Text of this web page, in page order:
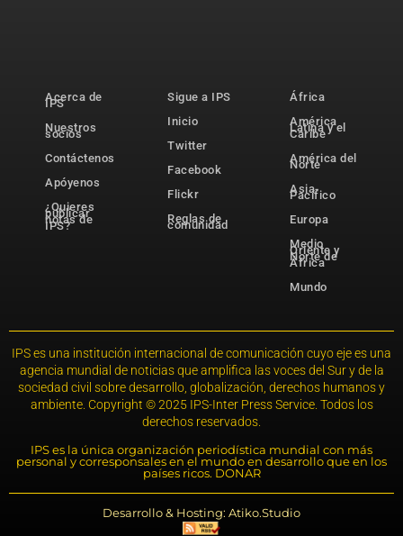
Acerca de
IPS
Nuestros
socios
Contáctenos
Apóyenos
¿Quieres
publicar
notas de
IPS?
Sigue a IPS
Inicio
Twitter
Facebook
Flickr
Reglas de
comunidad
África
América
Latina y el
Caribe
América del
Norte
Asia-
Pacífico
Europa
Medio
Oriente y
Norte de
África
Mundo
IPS es una institución internacional de comunicación cuyo eje es una
agencia mundial de noticias que amplifica las voces del Sur y de la
sociedad civil sobre desarrollo, globalización, derechos humanos y
ambiente. Copyright © 2025 IPS-Inter Press Service. Todos los
derechos reservados.
IPS es la única organización periodística mundial con más
personal y corresponsales en el mundo en desarrollo que en los
países ricos. DONAR
Desarrollo & Hosting: Atiko.Studio